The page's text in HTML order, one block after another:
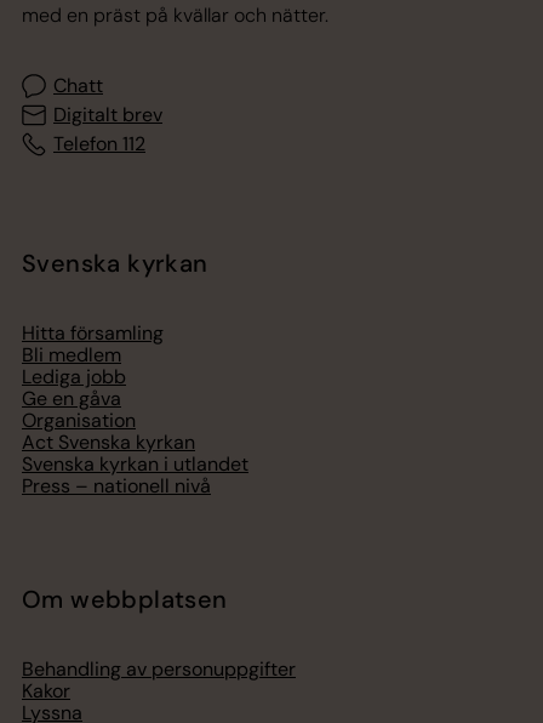
med en präst på kvällar och nätter.
Chatt
Digitalt brev
Telefon 112
Svenska kyrkan
Hitta församling
Bli medlem
Lediga jobb
Ge en gåva
Organisation
Act Svenska kyrkan
Svenska kyrkan i utlandet
Press – nationell nivå
Om webbplatsen
Behandling av personuppgifter
Kakor
Lyssna